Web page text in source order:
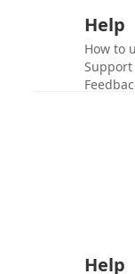
Help
How to
Support
Help